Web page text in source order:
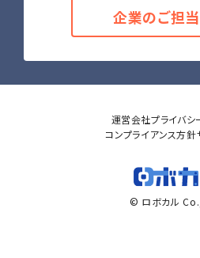
企業のご担
運営会社プライバシ
コンプライアンス方針
© ロボカル